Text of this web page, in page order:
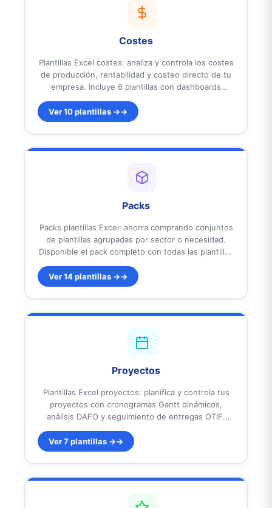
Costes
Plantillas Excel costes: analiza y controla los costes
de producción, rentabilidad y costeo directo de tu
empresa. Incluye 6 plantillas con dashboards
profesionales. Calcula costes unitarios, márgenes y
manufactura. Diseñadas para pymes y empresas en
España y Latinoamérica. Listas para usar.
Ver 10 plantillas →
Packs
Packs plantillas Excel: ahorra comprando conjuntos
de plantillas agrupadas por sector o necesidad.
Disponible el pack completo con todas las plantillas
hostelería, construcción, inmobiliaria y tiendas.
Todos incluyen dashboards ejecutivos, KPIs
automáticos y reportes profesionales. Diseñados
para pymes y autónomos en España y
Ver 14 plantillas →
Proyectos
Plantillas Excel proyectos: planifica y controla tus
proyectos con cronogramas Gantt dinámicos,
análisis DAFO y seguimiento de entregas OTIF.
reportes profesionales para visualizar avances y
plazos. Diseñadas para pymes y equipos de trabajo
en España y Latinoamérica. Listas para usar.
Ver 7 plantillas →